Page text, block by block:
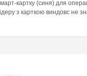
картку (синя) для
з карткою виндовс не